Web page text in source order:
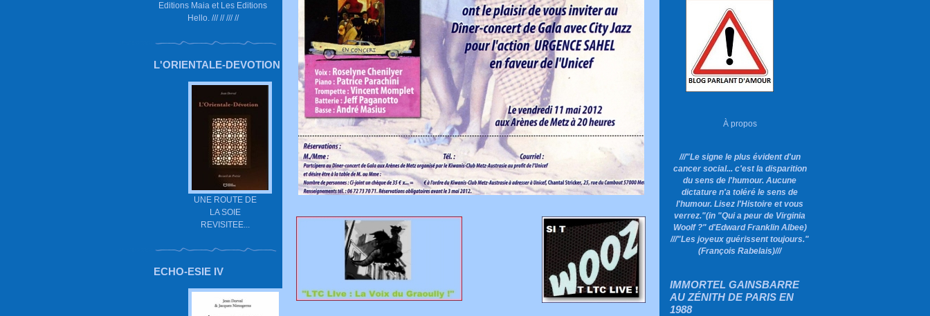
Editions Maia et Les Editions
Hello. /// // /// //
L'ORIENTALE-DEVOTION
UNE ROUTE DE
LA SOIE
REVISITEE...
ECHO-ESIE IV
À propos
///"Le signe le plus évident d'un
cancer social... c'est la disparition
du sens de l'humour. Aucune
dictature n'a toléré le sens de
l'humour. Lisez l'Histoire et vous
verrez."(in "Qui a peur de Virginia
Woolf ?"d'Edward Franklin Albee)
///"Les joyeux guérissent toujours."
(François Rabelais)///
IMMORTEL GAINSBARRE
AU ZÉNITH DE PARIS EN
1988